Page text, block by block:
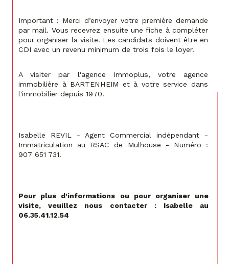
Important : Merci d’envoyer votre première demande
par mail. Vous recevrez ensuite une fiche à compléter
pour organiser la visite. Les candidats doivent être en
CDI avec un revenu minimum de trois fois le loyer.
A visiter par l'agence Immoplus, votre agence
immobilière à BARTENHEIM et à votre service dans
l'immobilier depuis 1970.
Isabelle REVIL - Agent Commercial indépendant -
Immatriculation au RSAC de Mulhouse - Numéro :
907 651 731.
Pour plus d'informations ou pour organiser une
visite, veuillez nous contacter : Isabelle au
06.35.41.12.54